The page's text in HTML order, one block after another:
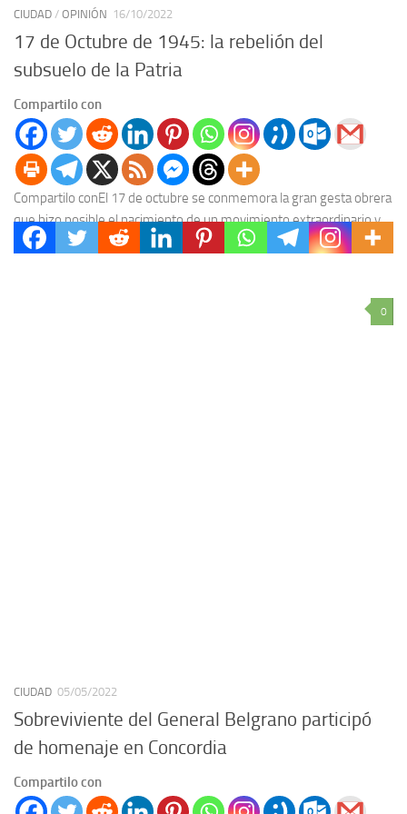
CIUDAD / OPINIÓN 16/10/2022
17 de Octubre de 1945: la rebelión del
subsuelo de la Patria
Compartilo con
Compartilo conEl 17 de octubre se conmemora la gran gesta obrera
que hizo posible el nacimiento de un movimiento extraordinario y
que revolucionó la política...
0
CIUDAD 05/05/2022
Sobreviviente del General Belgrano participó
de homenaje en Concordia
Compartilo con